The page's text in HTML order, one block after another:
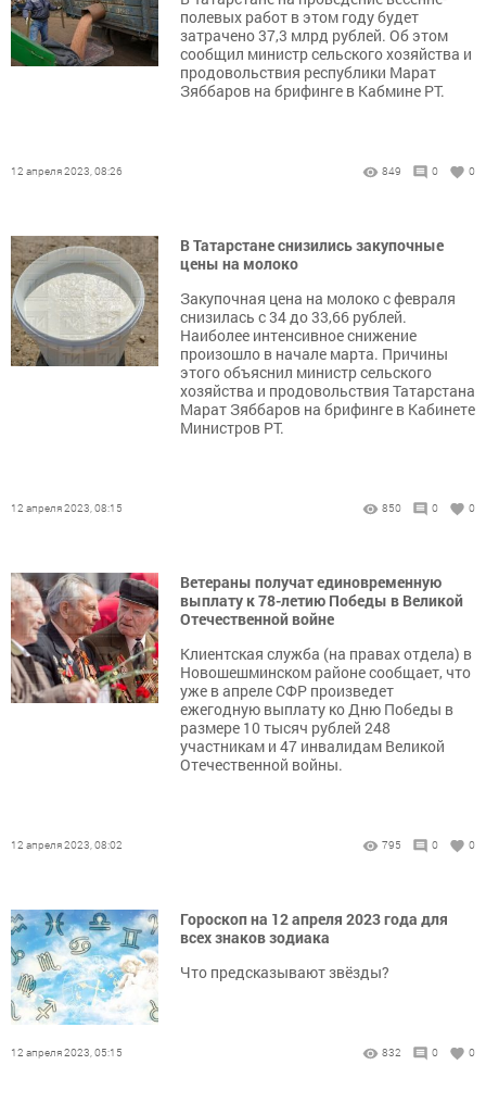
полевых работ в этом году будет
затрачено 37,3 млрд рублей. Об этом
сообщил министр сельского хозяйства и
продовольствия республики Марат
Зяббаров на брифинге в Кабмине РТ.
12 апреля 2023, 08:26 849 0 0
В Татарстане снизились закупочные
цены на молоко
Закупочная цена на молоко с февраля
снизилась с 34 до 33,66 рублей.
Наиболее интенсивное снижение
произошло в начале марта. Причины
этого объяснил министр сельского
хозяйства и продовольствия Татарстана
Марат Зяббаров на брифинге в Кабинете
Министров РТ.
12 апреля 2023, 08:15 850 0 0
Ветераны получат единовременную
выплату к 78-летию Победы в Великой
Отечественной войне
Клиентская служба (на правах отдела) в
Новошешминском районе сообщает, что
уже в апреле СФР произведет
ежегодную выплату ко Дню Победы в
размере 10 тысяч рублей 248
участникам и 47 инвалидам Великой
Отечественной войны.
12 апреля 2023, 08:02 795 0 0
Гороскоп на 12 апреля 2023 года для
всех знаков зодиака
Что предсказывают звёзды?
12 апреля 2023, 05:15 832 0 0